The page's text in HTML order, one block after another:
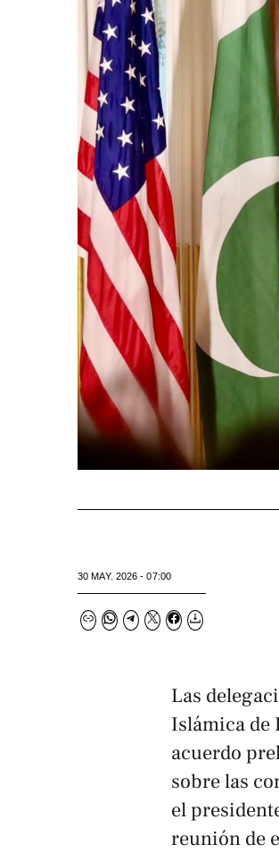
30 MAY. 2026 - 07:00
Las
Islámica de
acuerdo
sobre las
el
reunión de